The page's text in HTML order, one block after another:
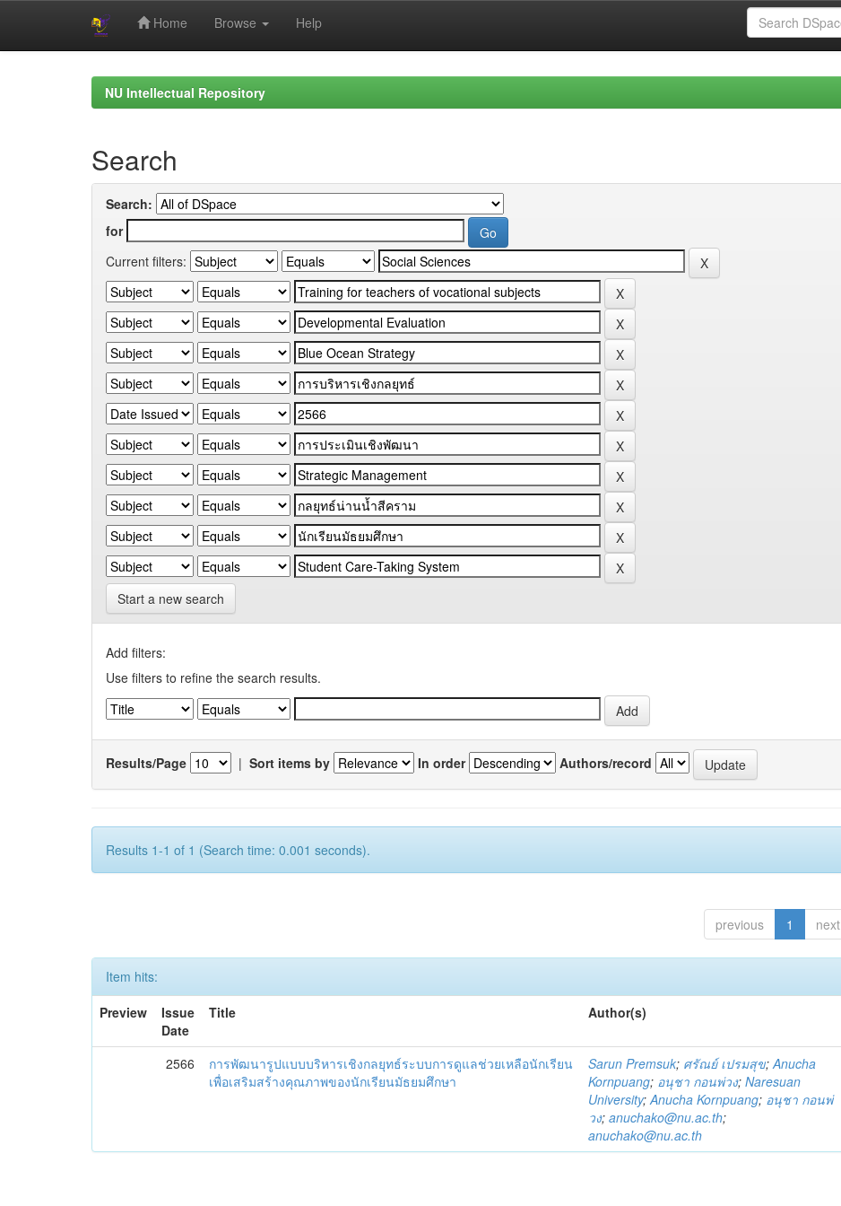
Home Browse Help
NU Intellectual Repository
Search
Search:
for
Current filters:
Start a new search
Add filters:
Use filters to refine the search results.
Results/Page | Sort items by In order Authors/record
Results 1-1 of 1 (Search time: 0.001 seconds).
previous 1 next
Item hits:
Preview
Issue
Date
Title Author(s)
2566
การพัฒนารูปแบบบริหารเชิงกลยุทธ์ระบบการดูแลช่วยเหลือนักเรียน
เพื่อเสริมสร้างคุณภาพของนักเรียนมัธยมศึกษา
Sarun Premsuk; ศรัณย์ เปรมสุข;Anucha
Kornpuang; อนุชา กอนพ่วง;Naresuan
University;Anucha Kornpuang; อนุชา กอนพ่
วง;anuchako@nu.ac.th;
anuchako@nu.ac.th